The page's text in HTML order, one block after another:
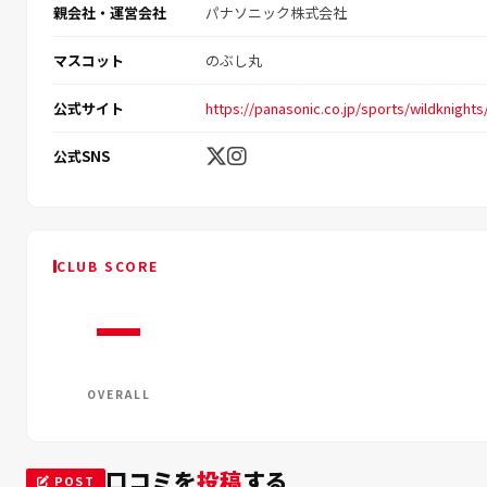
親会社・運営会社 パナソニック株式会社
マスコット のぶし丸
公式サイト https://panasonic.co.jp/sports/
公式SNS
CLUB SCORE
—
OVERALL
POST 口コミを投稿する